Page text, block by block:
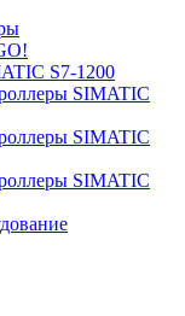
S7-1200
SIMATIC
SIMATIC
SIMATIC